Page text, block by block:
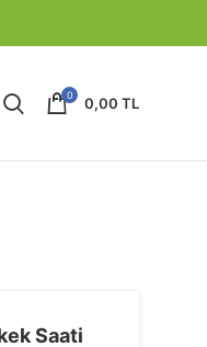
0 0,00 TL
Saati